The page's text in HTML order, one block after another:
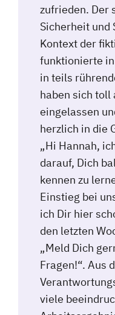
zufrieden. Der
Sicherheit und
Kontext der
funktionierte
in teils
haben sich toll
eingelassen
herzlich in die
„Hi Hannah,
darauf, Dich
kennen zu
Einstieg bei
ich Dir hier
den letzten
„Meld Dich
Fragen!“. Aus
viele